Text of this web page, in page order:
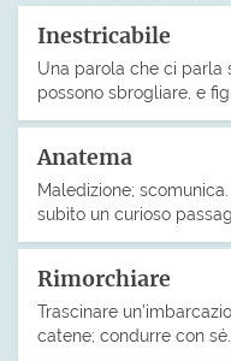
Inestricabile
Una parola che ci parla
possono sbrogliare, e
Anatema
Maledizione;
subìto un curioso
Rimorchiare
Trascinare
catene; condurre con sé…